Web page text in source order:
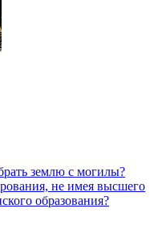
землю с могилы?
не имея высшего
образования?